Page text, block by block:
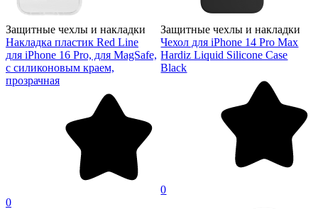
Защитные чехлы и накладки
Накладка пластик Red Line
для iPhone 16 Pro, для MagSafe,
с силиконовым краем,
прозрачная
0
Защитные чехлы и накладки
Чехол для iPhone 14 Pro Max
Hardiz Liquid Silicone Case
Black
0